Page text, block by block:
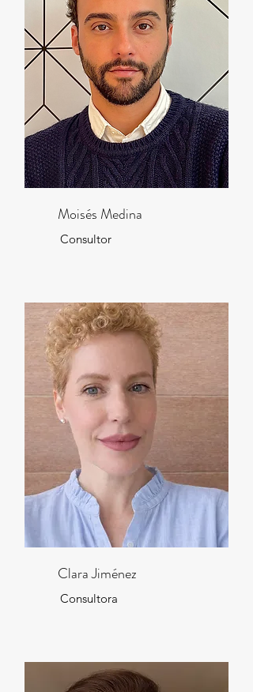
Moisés Medina
Consultor
Clara Jiménez
Consultora